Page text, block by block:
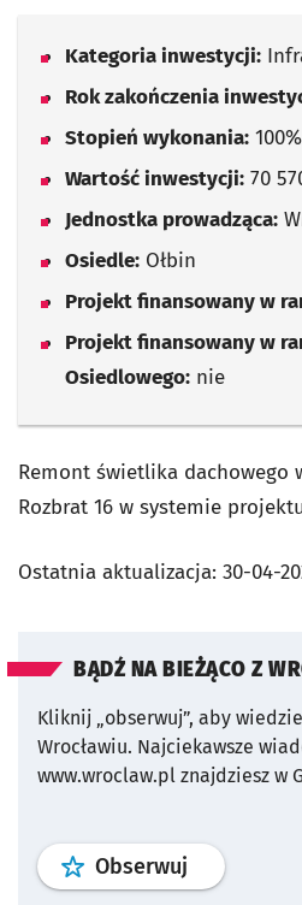
Kategoria inwestycji:
Rok zakończenia
Stopień wykonania: 100%
Wartość inwestycji: 70
Jednostka prowadząca:
Osiedle: Ołbin
Projekt finansowany w
Projekt finansowany w
Osiedlowego: nie
Remont świetlika dachowego
Rozbrat 16 w systemie
Ostatnia aktualizacja: 30-04-
BĄDŹ NA BIEŻĄCO Z
Kliknij „obserwuj”, aby
Wrocławiu. Najciekawsze
www.wroclaw.pl znajdziesz w
Obserwuj profil